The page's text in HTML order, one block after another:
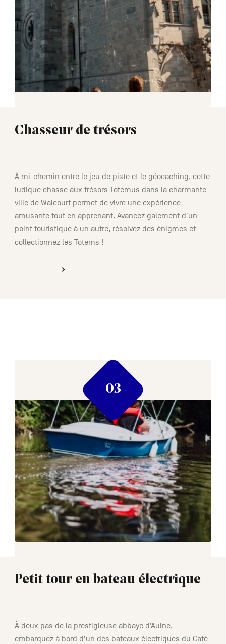
Chasseur de trésors
À mi-chemin entre le jeu de piste et le géocaching, cette
ludique chasse aux trésors Totemus dans la charmante
ville de Walcourt permet de vivre une expérience
amusante tout en apprenant. Avancez gaiement d'un
point touristique à un autre, résolvez des énigmes et
collectionnez les Totems !
Petit tour en bateau électrique
À deux pas de la prestigieuse abbaye d’Aulne,
embarquez à bord d’un des bateaux électriques du Café